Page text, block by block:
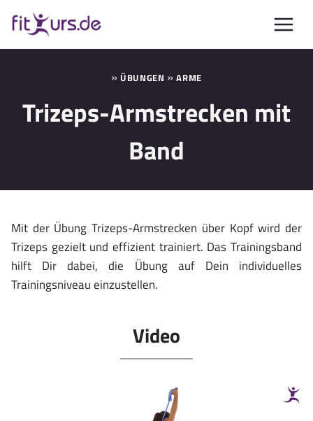
Inhalt
springen
» ÜBUNGEN »ARME
Trizeps-Armstrecken mit
Band
Mit der Übung Trizeps-Armstrecken über Kopf wird der
Trizeps gezielt und effizient trainiert. Das Trainingsband
hilft Dir dabei, die Übung auf Dein individuelles
Trainingsniveau einzustellen.
Video